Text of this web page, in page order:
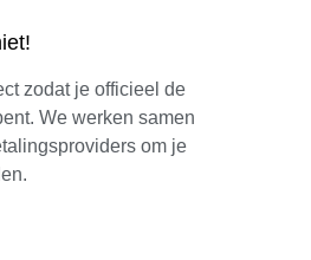
zodat je officieel de
We werken samen
om je